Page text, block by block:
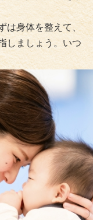
は身体を整えて、
しましょう。いつ